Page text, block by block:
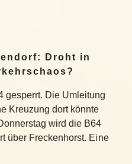
Droht in
gesperrt. Die Umleitung
Kreuzung dort könnte
wird die B64
über Freckenhorst. Eine